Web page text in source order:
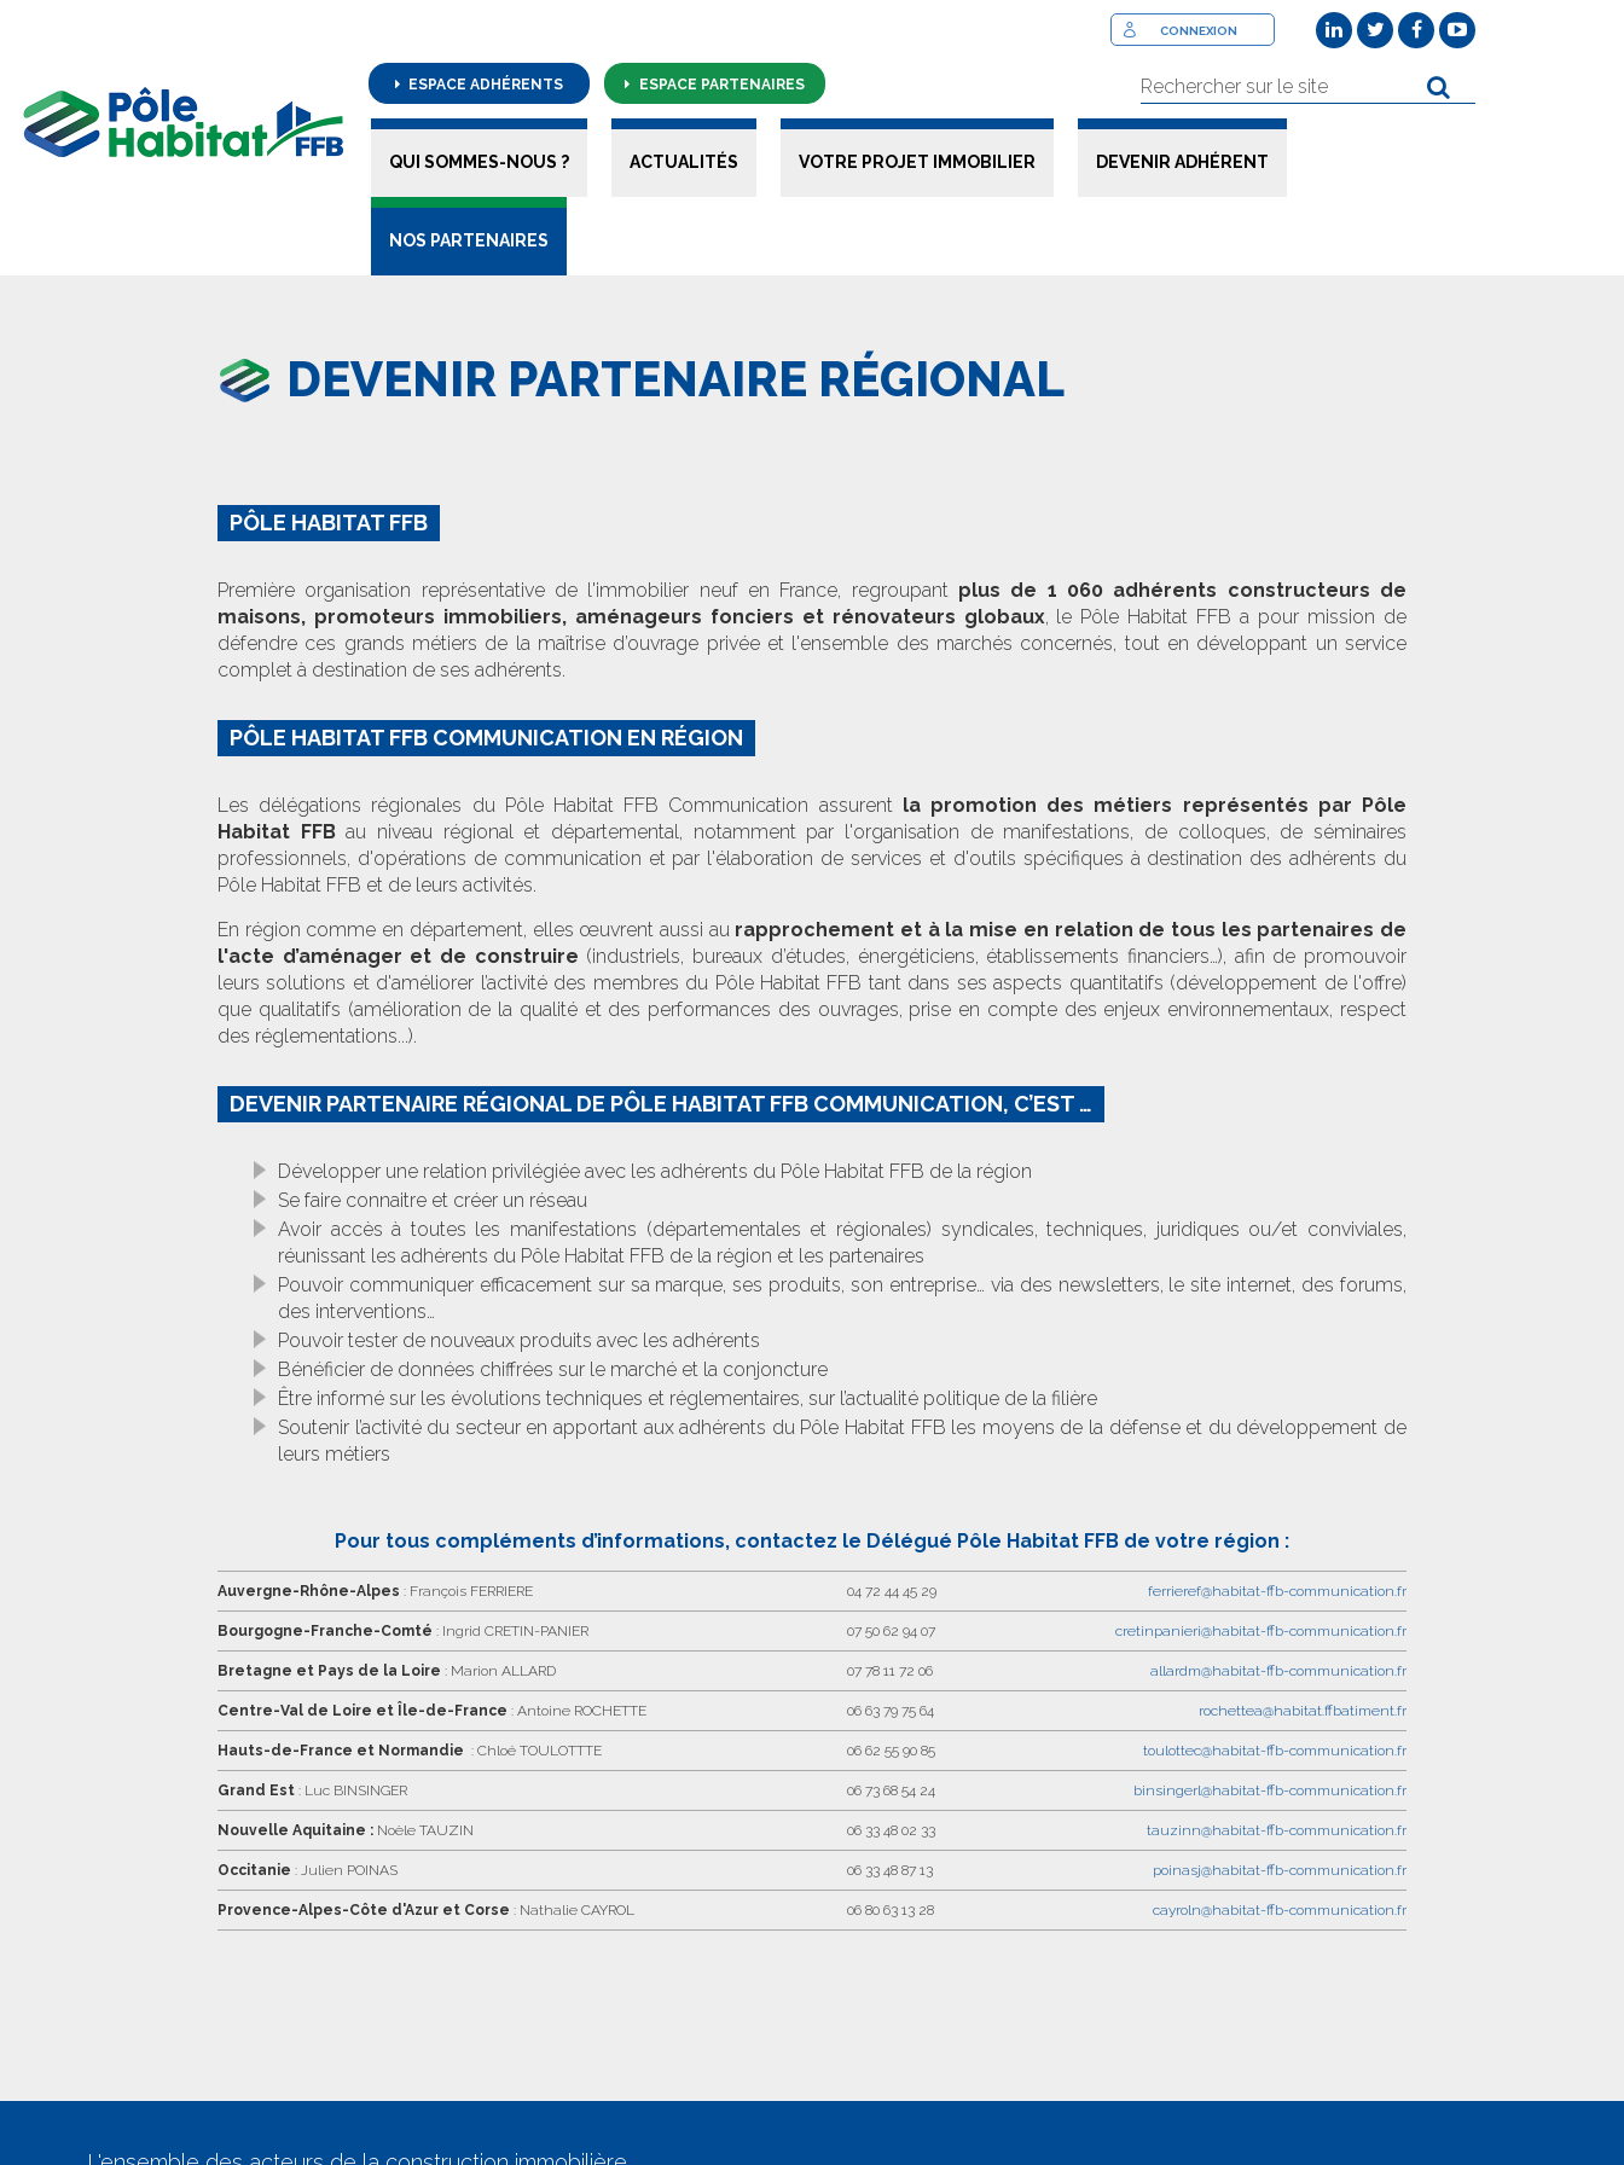
CONNEXION
ESPACE ADHÉRENTS ESPACE PARTENAIRES
QUI SOMMES-NOUS ? ACTUALITÉS VOTRE PROJET IMMOBILIER DEVENIR ADHÉRENT
NOS PARTENAIRES
DEVENIR PARTENAIRE RÉGIONAL
PÔLE HABITAT FFB
Première organisation représentative de l'immobilier neuf en France, regroupant plus de 1 060 adhérents constructeurs de
maisons, promoteurs immobiliers, aménageurs fonciers et rénovateurs globaux, le Pôle Habitat FFB a pour mission de
défendre ces grands métiers de la maîtrise d’ouvrage privée et l'ensemble des marchés concernés, tout en développant un service
complet à destination de ses adhérents.
PÔLE HABITAT FFB COMMUNICATION EN RÉGION
Les délégations régionales du Pôle Habitat FFB Communication assurent la promotion des métiers représentés par Pôle
Habitat FFBau niveau régional et départemental, notamment par l'organisation de manifestations, de colloques, de séminaires
professionnels, d'opérations de communication et par l'élaboration de services et d'outils spécifiques à destination des adhérents du
Pôle Habitat FFB et de leurs activités.
En région comme en département, elles œuvrent aussi au rapprochement et à la mise en relation de tous les partenaires de
l'acte d’aménager et de construire (industriels, bureaux d’études, énergéticiens, établissements financiers…), afin de promouvoir
leurs solutions et d'améliorer l’activité des membres du Pôle Habitat FFB tant dans ses aspects quantitatifs (développement de l'offre)
que qualitatifs (amélioration de la qualité et des performances des ouvrages, prise en compte des enjeux environnementaux, respect
des réglementations...).
DEVENIR PARTENAIRE RÉGIONAL DE PÔLE HABITAT FFB COMMUNICATION, C’EST …
Développer une relation privilégiée avec les adhérents du Pôle Habitat FFB de la région
Se faire connaitre et créer un réseau
Avoir accès à toutes les manifestations (départementales et régionales) syndicales, techniques, juridiques ou/et conviviales,
réunissant les adhérents du Pôle Habitat FFB de la région et les partenaires
Pouvoir communiquer efficacement sur sa marque, ses produits, son entreprise… via des newsletters, le site internet, des forums,
des interventions…
Pouvoir tester de nouveaux produits avec les adhérents
Bénéficier de données chiffrées sur le marché et la conjoncture
Être informé sur les évolutions techniques et réglementaires, sur l’actualité politique de la filière
Soutenir l’activité du secteur en apportant aux adhérents du Pôle Habitat FFB les moyens de la défense et du développement de
leurs métiers
Pour tous compléments d’informations, contactez le Délégué Pôle Habitat FFB de votre région :
Auvergne-Rhône-Alpes : François FERRIERE 04 72 44 45 29 ferrieref@habitat-ffb-communication.fr
Bourgogne-Franche-Comté : Ingrid CRETIN-PANIER 07 50 62 94 07 cretinpanieri@habitat-ffb-communication.fr
Bretagne et Pays de la Loire : Marion ALLARD 07 78 11 72 06 allardm@habitat-ffb-communication.fr
Centre-Val de Loire et Île-de-France : Antoine ROCHETTE 06 63 79 75 64 rochettea@habitat.ffbatiment.fr
Hauts-de-France et Normandie : Chloé TOULOTTTE 06 62 55 90 85 toulottec@habitat-ffb-communication.fr
Grand Est : Luc BINSINGER 06 73 68 54 24 binsingerl@habitat-ffb-communication.fr
Nouvelle Aquitaine : Noèle TAUZIN 06 33 48 02 33 tauzinn@habitat-ffb-communication.fr
Occitanie : Julien POINAS 06 33 48 87 13 poinasj@habitat-ffb-communication.fr
Provence-Alpes-Côte d'Azur et Corse : Nathalie CAYROL 06 80 63 13 28 cayroln@habitat-ffb-communication.fr